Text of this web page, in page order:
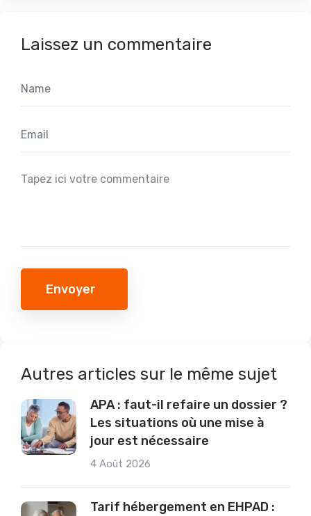
Laissez un commentaire
Envoyer
Autres articles sur le même sujet
APA : faut-il refaire un dossier ?
Les situations où une mise à
jour est nécessaire
4 Août 2026
Tarif hébergement en EHPAD :